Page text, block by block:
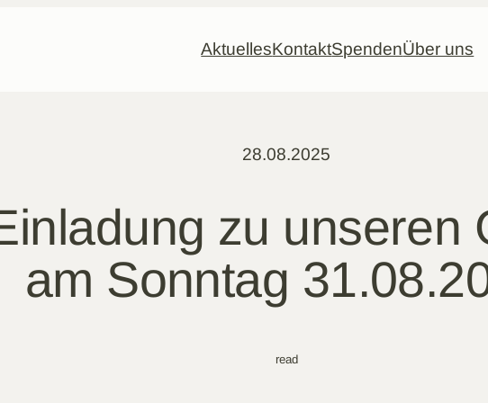
AktuellesKontaktSpendenÜber uns
28.08.2025
zu unseren
am Sonntag
read